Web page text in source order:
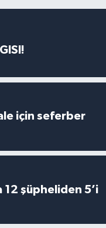
için seferber
12 şüpheliden 5’i